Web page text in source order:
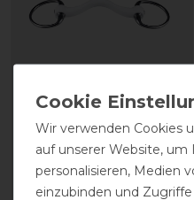
Trust Inno Sense
Olivenkopftrense mit
mittlerer Zungenfreiheit
Port medium 20mm
Wir verwenden Cookies
auf unserer Website,
personalisieren, Medien
einzubinden und